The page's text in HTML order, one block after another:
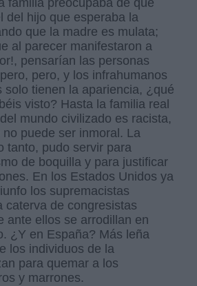
familia preocupaba de qué
del hijo que esperaba la
que la madre es mulata;
al parecer manifestaron a
pensarían las personas
pero, y los infrahumanos
solo tienen la apariencia, ¿qué
visto? Hasta la familia real
mundo civilizado es racista,
no puede ser inmoral. La
tanto, pudo servir para
de boquilla y para justificar
En los Estados Unidos ya
los supremacistas
caterva de congresistas
ante ellos se arrodillan en
¿Y en España? Más leña
los individuos de la
para quemar a los
y marrones.